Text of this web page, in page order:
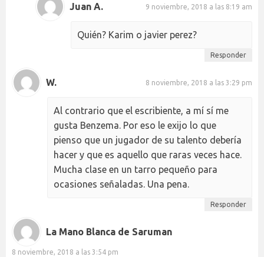
Juan A. 9 noviembre, 2018 a las 8:19 am
Quién? Karim o javier perez?
Responder
W. 8 noviembre, 2018 a las 3:29 pm
Al contrario que el escribiente, a mí sí me
gusta Benzema. Por eso le exijo lo que
pienso que un jugador de su talento debería
hacer y que es aquello que raras veces hace.
Mucha clase en un tarro pequeño para
ocasiones señaladas. Una pena.
Responder
La Mano Blanca de Saruman
8 noviembre, 2018 a las 3:54 pm